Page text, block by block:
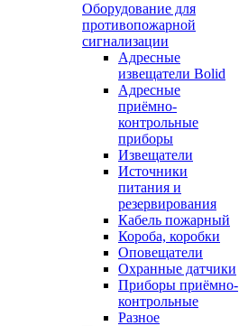
Оборудование для
противопожарной
сигнализации
Адресные
извещатели Bolid
Адресные
приёмно-
контрольные
приборы
Извещатели
Источники
питания и
резервирования
Кабель пожарный
Короба, коробки
Оповещатели
Охранные датчики
Приборы приёмно-
контрольные
Разное